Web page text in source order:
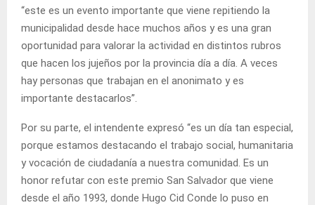
“este es un evento importante que viene repitiendo la
municipalidad desde hace muchos años y es una gran
oportunidad para valorar la actividad en distintos rubros
que hacen los jujeños por la provincia día a día. A veces
hay personas que trabajan en el anonimato y es
importante destacarlos”.
Por su parte, el intendente expresó “es un día tan especial,
porque estamos destacando el trabajo social, humanitaria
y vocación de ciudadanía a nuestra comunidad. Es un
honor refutar con este premio San Salvador que viene
desde el año 1993, donde Hugo Cid Conde lo puso en